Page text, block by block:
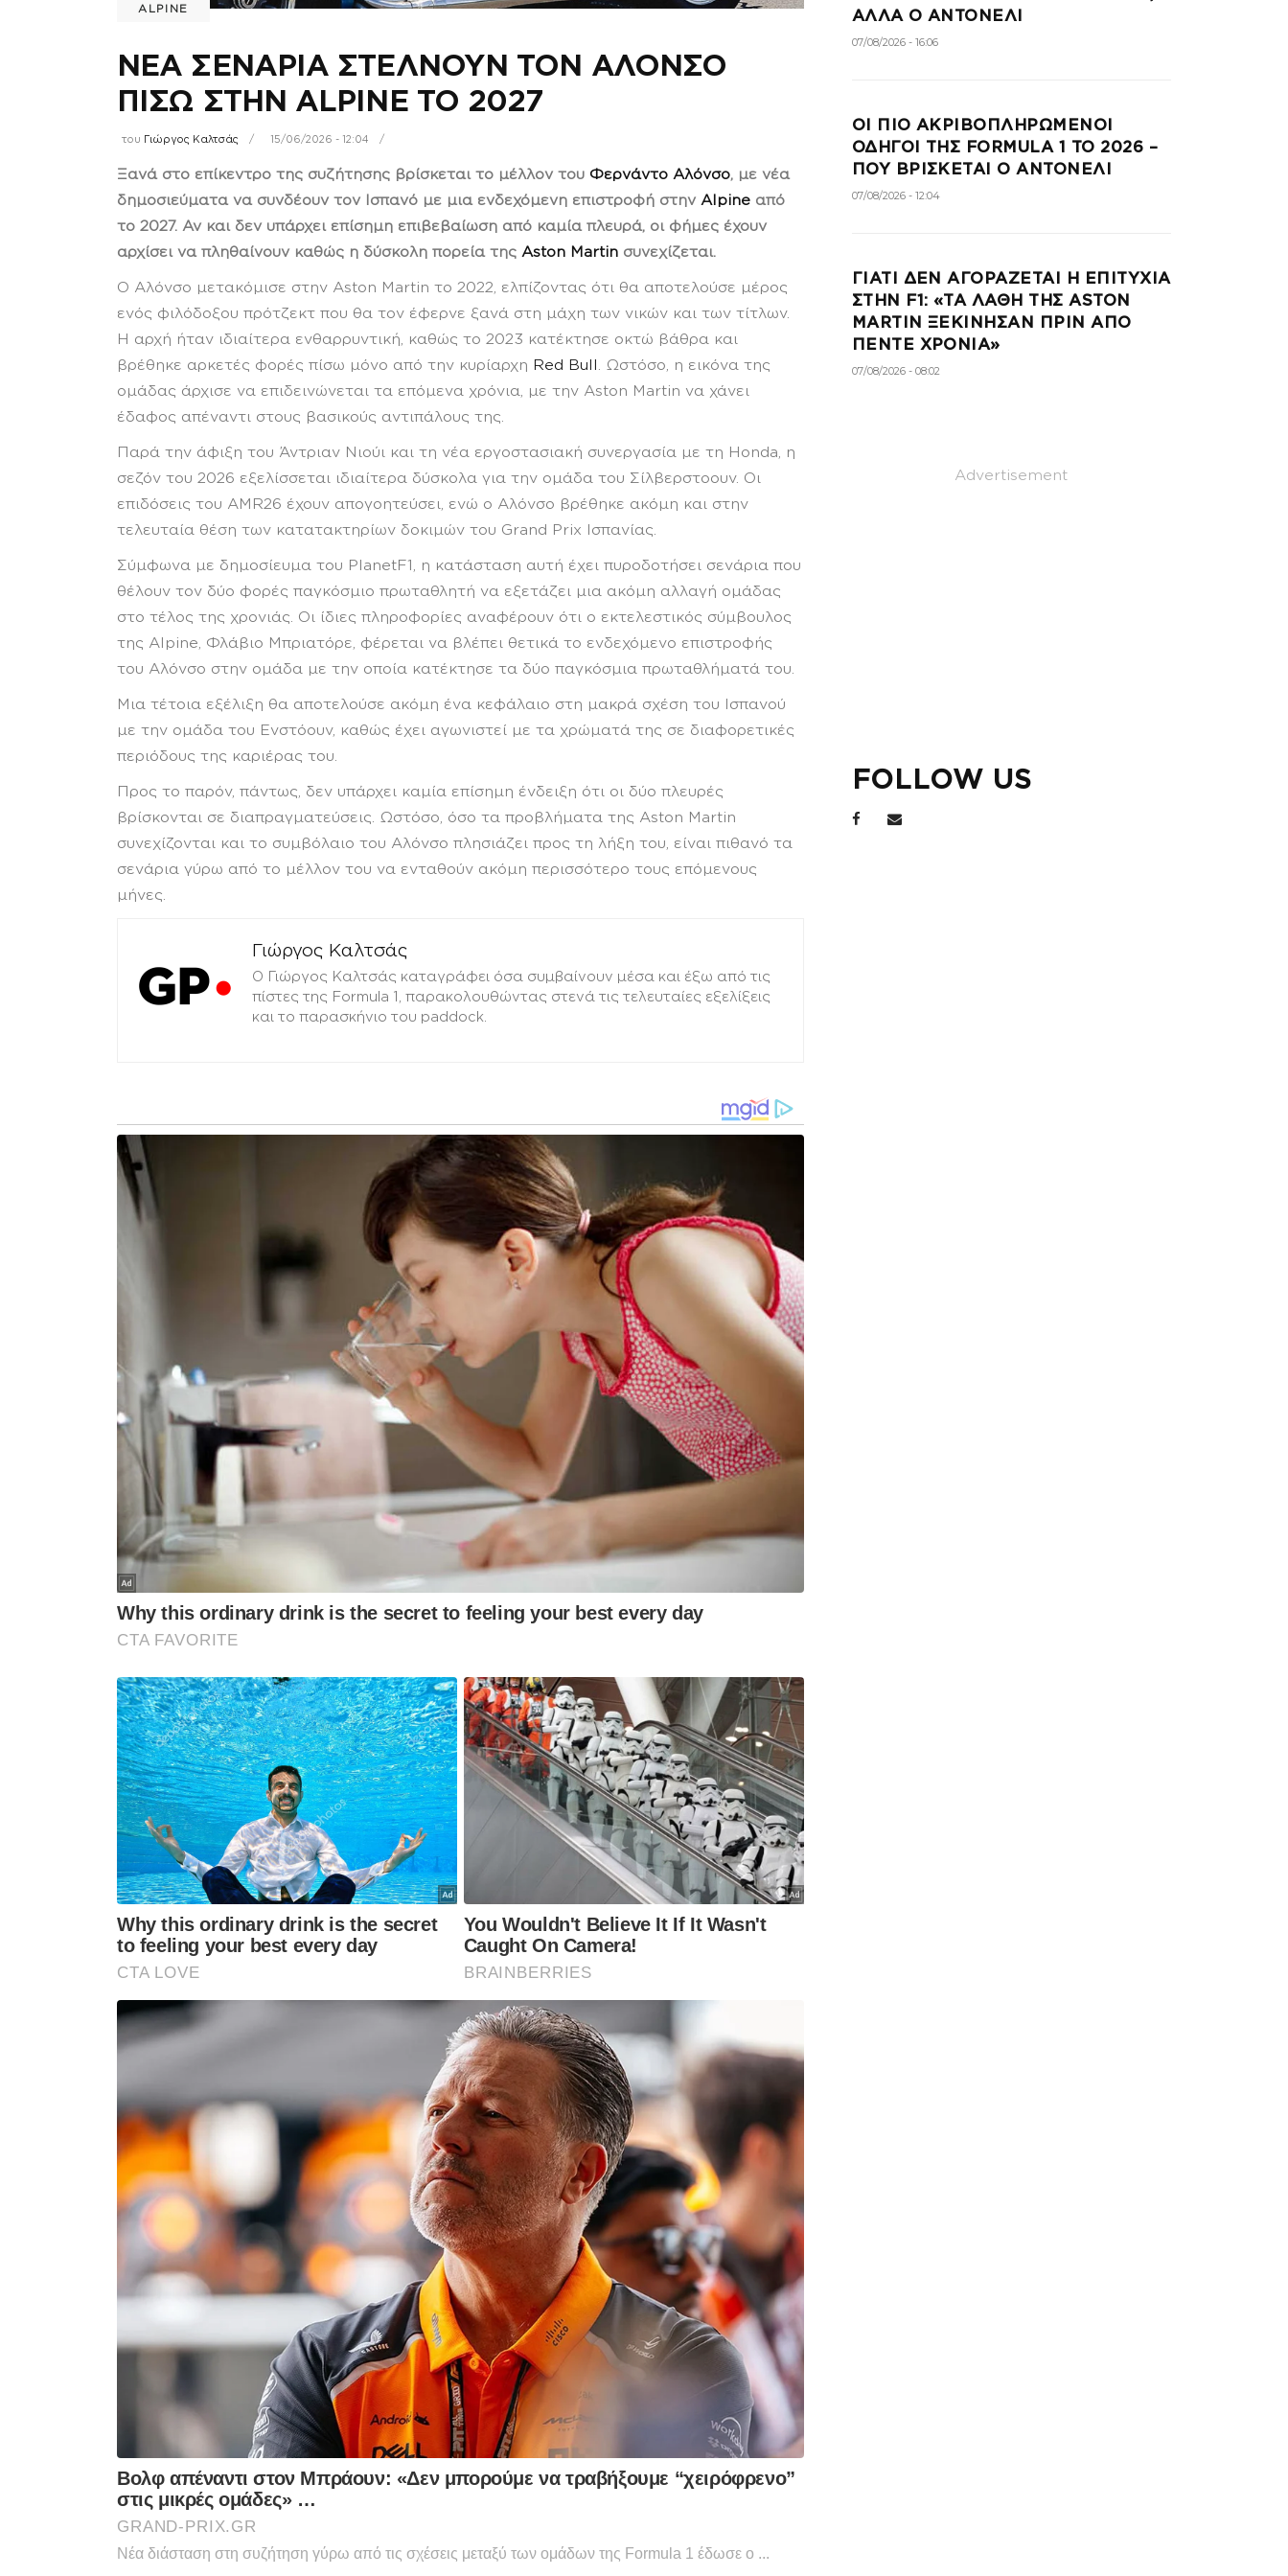
ALPINE
ΝΕΑ ΣΕΝΑΡΙΑ ΣΤΕΛΝΟΥΝ ΤΟΝ ΑΛΟΝΣΟ
ΠΙΣΩ ΣΤΗΝ ALPINE ΤΟ 2027
του Γιώργος Καλτσάς 15/06/2026 - 12:04
Ξανά στο επίκεντρο της συζήτησης βρίσκεται το μέλλον του Φερνάντο Αλόνσο, με νέα
δημοσιεύματα να συνδέουν τον Ισπανό με μια ενδεχόμενη επιστροφή στην Alpine από
το 2027. Αν και δεν υπάρχει επίσημη επιβεβαίωση από καμία πλευρά, οι φήμες έχουν
αρχίσει να πληθαίνουν καθώς η δύσκολη πορεία της Aston Martin συνεχίζεται.
Ο Αλόνσο μετακόμισε στην Aston Martin το 2022, ελπίζοντας ότι θα αποτελούσε μέρος
ενός φιλόδοξου πρότζεκτ που θα τον έφερνε ξανά στη μάχη των νικών και των τίτλων.
Η αρχή ήταν ιδιαίτερα ενθαρρυντική, καθώς το 2023 κατέκτησε οκτώ βάθρα και
βρέθηκε αρκετές φορές πίσω μόνο από την κυρίαρχη Red Bull . Ωστόσο, η εικόνα της
ομάδας άρχισε να επιδεινώνεται τα επόμενα χρόνια, με την Aston Martin να χάνει
έδαφος απέναντι στους βασικούς αντιπάλους της.
Παρά την άφιξη του Άντριαν Νιούι και τη νέα εργοστασιακή συνεργασία με τη Honda, η
σεζόν του 2026 εξελίσσεται ιδιαίτερα δύσκολα για την ομάδα του Σίλβερστοουν. Οι
επιδόσεις του AMR26 έχουν απογοητεύσει, ενώ ο Αλόνσο βρέθηκε ακόμη και στην
τελευταία θέση των κατατακτηρίων δοκιμών του Grand Prix Ισπανίας.
Σύμφωνα με δημοσίευμα του PlanetF1, η κατάσταση αυτή έχει πυροδοτήσει σενάρια που
θέλουν τον δύο φορές παγκόσμιο πρωταθλητή να εξετάζει μια ακόμη αλλαγή ομάδας
στο τέλος της χρονιάς. Οι ίδιες πληροφορίες αναφέρουν ότι ο εκτελεστικός σύμβουλος
της Alpine, Φλάβιο Μπριατόρε, φέρεται να βλέπει θετικά το ενδεχόμενο επιστροφής
του Αλόνσο στην ομάδα με την οποία κατέκτησε τα δύο παγκόσμια πρωταθλήματά του.
Μια τέτοια εξέλιξη θα αποτελούσε ακόμη ένα κεφάλαιο στη μακρά σχέση του Ισπανού
με την ομάδα του Ενστόουν, καθώς έχει αγωνιστεί με τα χρώματά της σε διαφορετικές
περιόδους της καριέρας του.
Προς το παρόν, πάντως, δεν υπάρχει καμία επίσημη ένδειξη ότι οι δύο πλευρές
βρίσκονται σε διαπραγματεύσεις. Ωστόσο, όσο τα προβλήματα της Aston Martin
συνεχίζονται και το συμβόλαιο του Αλόνσο πλησιάζει προς τη λήξη του, είναι πιθανό τα
σενάρια γύρω από το μέλλον του να ενταθούν ακόμη περισσότερο τους επόμενους
μήνες.
Γιώργος Καλτσάς
Ο Γιώργος Καλτσάς καταγράφει όσα συμβαίνουν μέσα και έξω από τις
πίστες της Formula 1, παρακολουθώντας στενά τις τελευταίες εξελίξεις
και το παρασκήνιο του paddock.
ΑΛΛΑ Ο ΑΝΤΟΝΕΛΙ
07/08/2026 - 16:06
ΟΙ ΠΙΟ ΑΚΡΙΒΟΠΛΗΡΩΜΕΝΟΙ
ΟΔΗΓΟΙ ΤΗΣ FORMULA 1 ΤΟ 2026 –
ΠΟΥ ΒΡΙΣΚΕΤΑΙ Ο ΑΝΤΟΝΕΛΙ
07/08/2026 - 12:04
ΓΙΑΤΙ ΔΕΝ ΑΓΟΡΑΖΕΤΑΙ Η ΕΠΙΤΥΧΙΑ
ΣΤΗΝ F1: «ΤΑ ΛΑΘΗ ΤΗΣ ASTON
MARTIN ΞΕΚΙΝΗΣΑΝ ΠΡΙΝ ΑΠΟ
ΠΕΝΤΕ ΧΡΟΝΙΑ»
07/08/2026 - 08:02
Advertisement
FOLLOW US